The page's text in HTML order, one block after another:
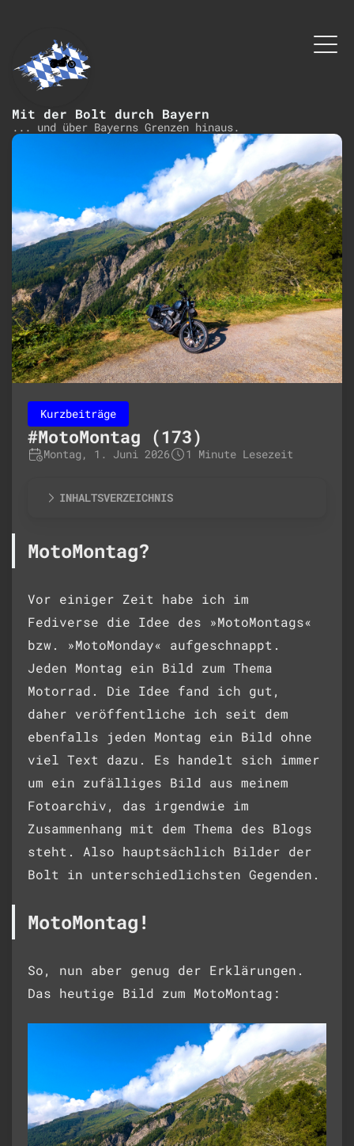
Mit der Bolt durch Bayern
... und über Bayerns Grenzen hinaus.
Kurzbeiträge
#MotoMontag (173)
Montag, 1. Juni 2026 1 Minute Lesezeit
INHALTSVERZEICHNIS
MotoMontag?
Vor einiger Zeit habe ich im
Fediverse die Idee des »MotoMontags«
bzw. »MotoMonday« aufgeschnappt.
Jeden Montag ein Bild zum Thema
Motorrad. Die Idee fand ich gut,
daher veröffentliche ich seit dem
ebenfalls jeden Montag ein Bild ohne
viel Text dazu. Es handelt sich immer
um ein zufälliges Bild aus meinem
Fotoarchiv, das irgendwie im
Zusammenhang mit dem Thema des Blogs
steht. Also hauptsächlich Bilder der
Bolt in unterschiedlichsten Gegenden.
MotoMontag!
So, nun aber genug der Erklärungen.
Das heutige Bild zum MotoMontag: